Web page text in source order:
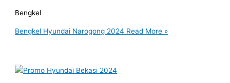
Bengkel
Bengkel Hyundai Narogong 2024 Read More »